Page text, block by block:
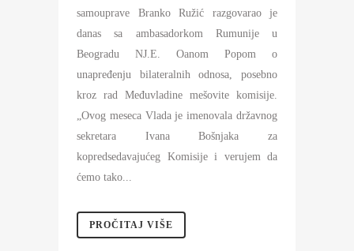
samouprave Branko Ružić razgovarao je
danas sa ambasadorkom Rumunije u
Beogradu NJ.E. Oanom Popom o
unapređenju bilateralnih odnosa, posebno
kroz rad Međuvladine mešovite komisije.
„Ovog meseca Vlada je imenovala državnog
sekretara Ivana Bošnjaka za
kopredsedavajućeg Komisije i verujem da
ćemo tako...
PROČITAJ VIŠE